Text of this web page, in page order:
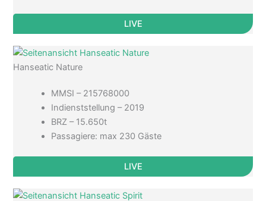
LIVE
Hanseatic Nature
MMSI – 215768000
Indienststellung – 2019
BRZ – 15.650t
Passagiere: max 230 Gäste
LIVE